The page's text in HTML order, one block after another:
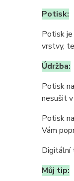
Potisk:
Potisk
vrstvy,
Údržba:
Potisk
nesušit v
Potisk
Vám
Digitální
Můj tip: